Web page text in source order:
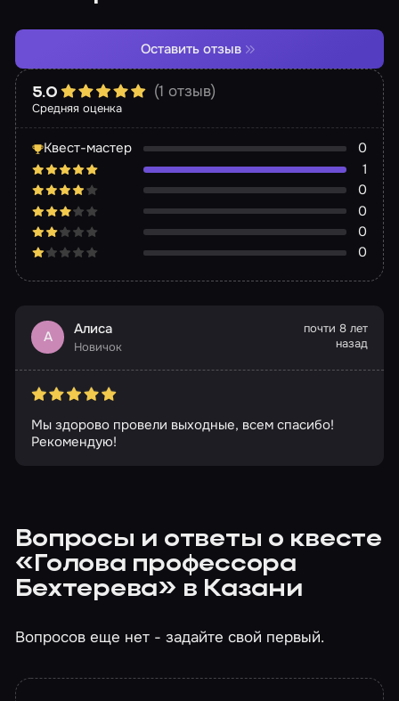
Средняя оценка
5.0 (1 отзыв)
Квест-мастер
0
1
0
0
0
0
Оставить отзыв
А Алиса
Новичок
почти 8 лет
назад
Мы здорово провели выходные, всем спасибо!
Рекомендую!
Вопросы и ответы о квесте
«Голова профессора
Бехтерева» в Казани
Вопросов еще нет - задайте свой первый.